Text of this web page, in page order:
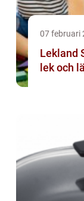
07 februari
Lekland
lek och